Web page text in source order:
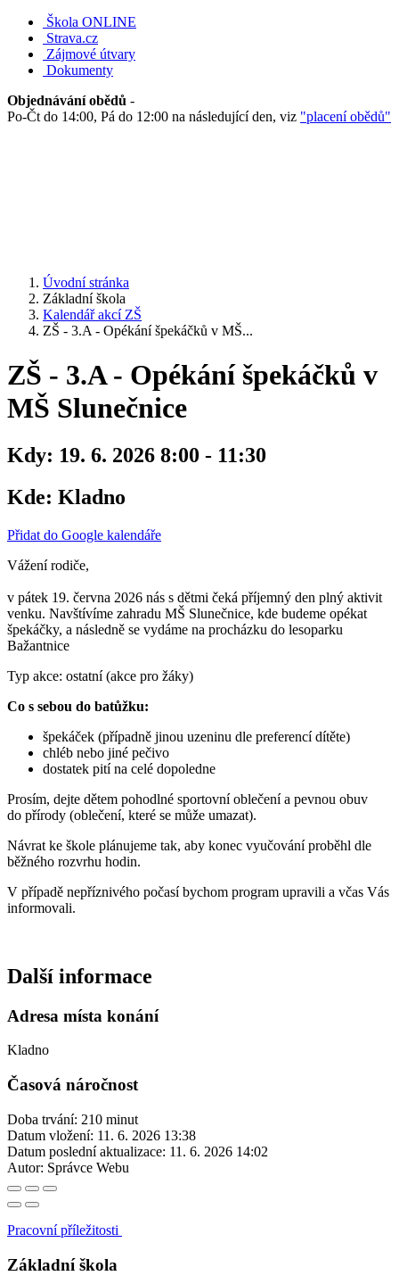
Škola ONLINE
Strava.cz
Zájmové útvary
Dokumenty
Objednávání obědů -
Po-Čt do 14:00, Pá do 12:00 na následující den, viz "placení obědů"
Úvodní stránka
Základní škola
Kalendář akcí ZŠ
ZŠ - 3.A - Opékání špekáčků v MŠ...
ZŠ - 3.A - Opékání špekáčků v
MŠ Slunečnice
Kdy: 19. 6. 2026 8:00 - 11:30
Kde: Kladno
Přidat do Google kalendáře
Vážení rodiče,
v pátek 19. června 2026 nás s dětmi čeká příjemný den plný aktivit
venku. Navštívíme zahradu MŠ Slunečnice, kde budeme opékat
špekáčky, a následně se vydáme na procházku do lesoparku
Bažantnice
Typ akce: ostatní (akce pro žáky)
Co s sebou do batůžku:
špekáček (případně jinou uzeninu dle preferencí dítěte)
chléb nebo jiné pečivo
dostatek pití na celé dopoledne
Prosím, dejte dětem pohodlné sportovní oblečení a pevnou obuv
do přírody (oblečení, které se může umazat).
Návrat ke škole plánujeme tak, aby konec vyučování proběhl dle
běžného rozvrhu hodin.
V případě nepříznivého počasí bychom program upravili a včas Vás
informovali.
Další informace
Adresa místa konání
Kladno
Časová náročnost
Doba trvání: 210 minut
Datum vložení: 11. 6. 2026 13:38
Datum poslední aktualizace: 11. 6. 2026 14:02
Autor: Správce Webu
Pracovní příležitosti
Základní škola